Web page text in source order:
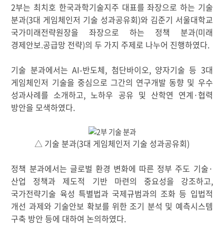
2부는 최치호 한국과학기술지주 대표를 좌장으로 하는 기술
분과(3대 게임체인저 기술 성과공유회)와 김준기 서울대학교
국가미래전략원장을 좌장으로 하는 정책 분과(미래
경제안보.공급망 전략)의 두 가지 주제로 나누어 진행하였다.
기술 분과에서는AI-반도체, 첨단바이오, 양자기술 등 3대
게임체인저 기술을 중심으로 그간의 연구개발 동향 및 우수
성과사례를 소개하고,노하우 공유 및 산학연 연계 ·협력
방안을 모색하였다.
△ 기술 분과(3대 게임체인저 기술 성과공유회)
정책 분과에서는 글로벌 환경 변화에 따른 정부 주도 기술·
산업 정책과 제도적 기반 마련의 중요성을 강조하고,
국가전략기술 육성 특별법과 국제규범과의 조화 등 입법적
개선 과제와 기술안보 확보를 위한 조기 분석 및 예측시스템
구축 방안 등에 대하여 논의하였다.